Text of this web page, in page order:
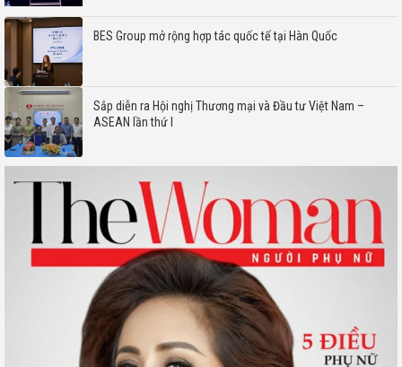
BES Group mở rộng hợp tác quốc tế tại Hàn Quốc
Sắp diễn ra Hội nghị Thương mại và Đầu tư Việt Nam –
ASEAN lần thứ I